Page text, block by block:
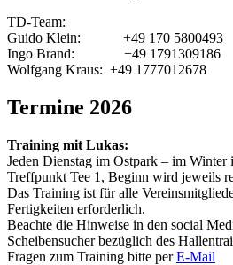
TD-Team:
Guido Klein: +49 170 5800493
Ingo Brand: +49 1791309186
Wolfgang Kraus: +49 1777012678
Termine 2026
Training mit Lukas:
Jeden Dienstag im Ostpark – im Winter
Treffpunkt Tee 1, Beginn wird jeweils
Das Training ist für alle
Fertigkeiten erforderlich.
Beachte die Hinweise in den social
Scheibensucher bezüglich des
Fragen zum Training bitte perE-Mail